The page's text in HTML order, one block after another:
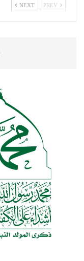
NEXT